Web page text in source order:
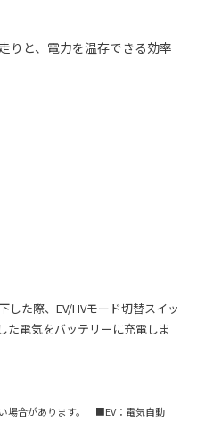
りと、電力を温存できる効率
した際、EV/HVモード切替スイッ
た電気をバッテリーに充電しま
場合があります。 ■EV：電気自動